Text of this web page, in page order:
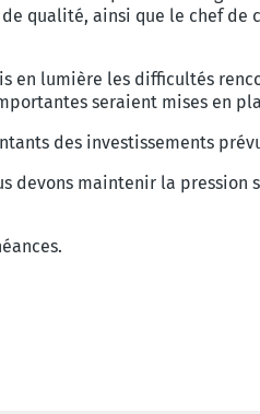
qualité, ainsi que le chef de
en lumière les difficultés
seraient mises en
des investissements
devons maintenir la pression